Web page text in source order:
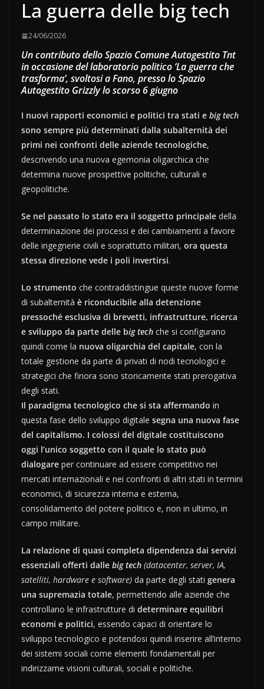
La guerra delle big tech
24/06/2026
Un contributo dello Spazio Comune Autogestito Tnt
in occasione del laboratorio politico ‘La guerra che
trasforma’, svoltosi a Fano, presso lo Spazio
Autogestito Grizzly lo scorso 6 giugno
I nuovi rapporti economici e politici tra stati e big tech
sono sempre più determinati dalla subalternità dei
primi nei confronti delle aziende tecnologiche,
descrivendo una nuova egemonia oligarchica che
determina nuove prospettive politiche, culturali e
geopolitiche.
Se nel passato lo stato era il soggetto principale della
determinazione dei processi e dei cambiamenti a favore
delle ingegnerie civili e soprattutto militari, ora questa
stessa direzione vede i poli invertirsi.
Lo strumento che contraddistingue queste nuove forme
di subalternità è riconducibile alla detenzione
pressoché esclusiva di brevetti, infrastrutture, ricerca
e sviluppo da parte delle big tech che si configurano
quindi come la nuova oligarchia del capitale, con la
totale gestione da parte di privati di nodi tecnologici e
strategici che finora sono storicamente stati prerogativa
degli stati.
Il paradigma tecnologico che si sta affermando in
questa fase dello sviluppo digitale segna una nuova fase
del capitalismo. I colossi del digitale costituiscono
oggi l’unico soggetto con il quale lo stato può
dialogare per continuare ad essere competitivo nei
mercati internazionali e nei confronti di altri stati in termini
economici, di sicurezza interna e esterna,
consolidamento del potere politico e, non in ultimo, in
campo militare.
La relazione di quasi completa dipendenza dai servizi
essenziali offerti dalle big tech (datacenter, server, IA,
satelliti, hardware e software) da parte degli stati genera
una supremazia totale, permettendo alle aziende che
controllano le infrastrutture di determinare equilibri
economi e politici, essendo capaci di orientare lo
sviluppo tecnologico e potendosi quindi inserire all’interno
dei sistemi sociali come elementi fondamentali per
indirizzarne visioni culturali, sociali e politiche.